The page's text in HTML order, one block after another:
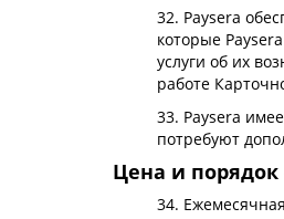
32. Paysera
которые
услуги об их
работе
33. Paysera
потребуют
Цена и
34.